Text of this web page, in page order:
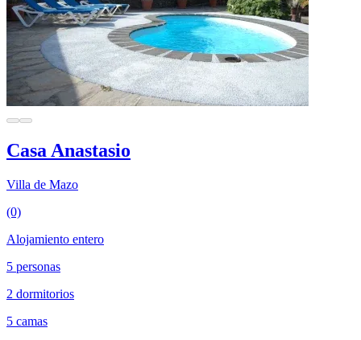
Casa Anastasio
Villa de Mazo
(0)
Alojamiento entero
5 personas
2 dormitorios
5 camas